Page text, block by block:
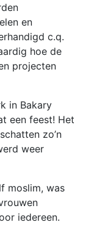
en
c.q.
hoe de
projecten
in Bakary
een feest! Het
zo’n
weer
moslim, was
iedereen.